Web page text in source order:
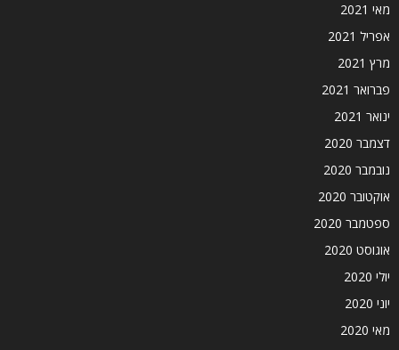
מאי 2021
אפריל 2021
מרץ 2021
פברואר 2021
ינואר 2021
דצמבר 2020
נובמבר 2020
אוקטובר 2020
ספטמבר 2020
אוגוסט 2020
יולי 2020
יוני 2020
מאי 2020